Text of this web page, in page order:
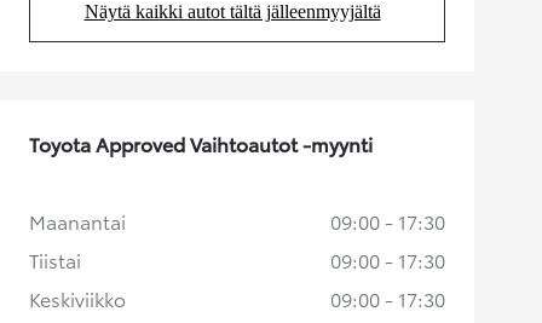
Näytä kaikki autot tältä jälleenmyyjältä
(Aukeaa uudessa välilehdessä)
Toyota Approved Vaihtoautot -myynti
Maanantai
09:00 - 17:30
Tiistai
09:00 - 17:30
Keskiviikko
09:00 - 17:30